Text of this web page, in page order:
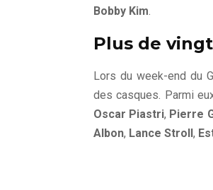
Bobby Kim.
Plus de
Lors du week-end du
des casques. Parmi
Oscar Piastri, Pierre
Albon, Lance Stroll ,